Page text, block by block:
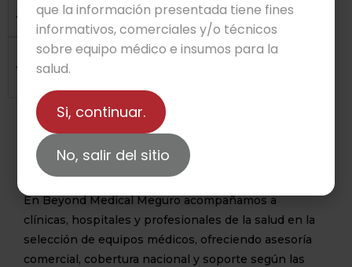
¿Ofrecen instalación y capacitación técnica?
¿Cuentan con servicio técnico de
mantenimiento?
Equipamiento médico con
asesoría especializada
En Beyond Medical Meguro acompañamos a
clínicas, hospitales y profesionales de la salud en la
selección de equipos médicos, ofreciendo asesoría
comercial, cobertura nacional y soporte según las
que la información presentada tiene fines
informativos, comerciales y/o técnicos
sobre equipo médico e insumos para la
salud.
Si, continuar.
No, salir del sitio